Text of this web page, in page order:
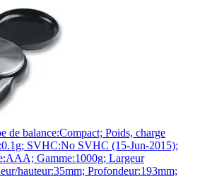
balance:Compact; Poids, charge
SVHC:No SVHC (15-Jun-2015);
Gamme:1000g; Largeur
hauteur:35mm; Profondeur:193mm;